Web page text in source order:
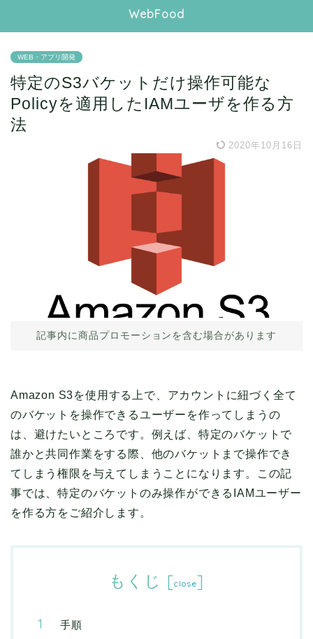
WebFood
WEB・アプリ開発
特定のS3バケットだけ操作可能な
Policyを適用したIAMユーザを作る方
法
2020年10月16日
記事内に商品プロモーションを含む場合があります
Amazon S3を使用する上で、アカウントに紐づく全て
のバケットを操作できるユーザーを作ってしまうの
は、避けたいところです。例えば、特定のバケットで
誰かと共同作業をする際、他のバケットまで操作でき
てしまう権限を与えてしまうことになります。この記
事では、特定のバケットのみ操作ができるIAMユーザー
を作る方をご紹介します。
もくじ [close]
手順